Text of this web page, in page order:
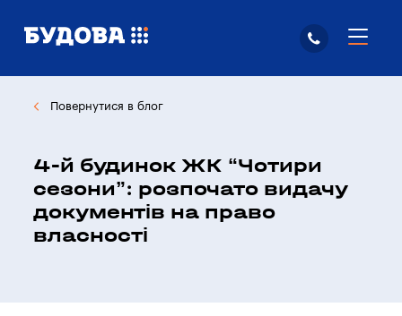
Повернутися в блог
4-й будинок ЖК “Чотири
сезони”: розпочато видачу
документів на право
власності